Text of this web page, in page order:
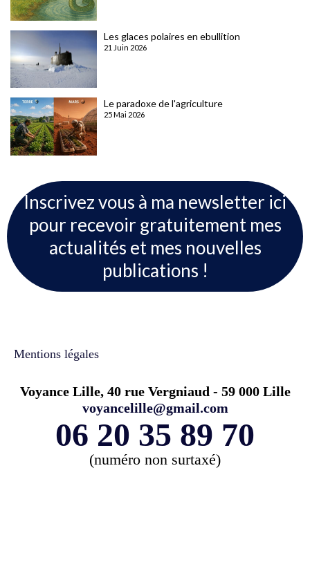
Les glaces polaires en ebullition
21 Juin 2026
Le paradoxe de l'agriculture
25 Mai 2026
Inscrivez vous à ma newsletter ici
pour recevoir gratuitement mes
actualités et mes nouvelles
publications !
Mentions légales
Voyance Lille, 40 rue Vergniaud - 59 000 Lille
voyancelille@gmail.com
06 20 35 89 70
(numéro non surtaxé)